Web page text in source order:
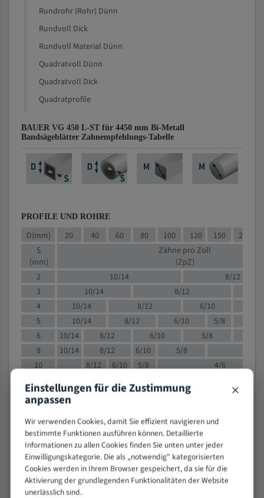
Rundrohr (Rohr) Dünn
Rundvoll Dick
Rundvoll Material Dünn
Quadratvoll Dünn
Quadratvoll Dick
Quadratprofile
BAUER VG 450 L-ST für 4450 mm Bi-Metall
Bandsägeblätter Zahnempfehlungs-Tabelle
PROFILE UND ROHRE
D(mm) 20 40 60 80 100 120 150 200
S
(mm)
Zähne pro Zoll
(ZpZ)
2
10/14
8/12
3
10/14 8/12
4
10/14 8/12 6/10
5
10/14 8/12 6/10
5/8
6
10/14 8/12 6/10
5/8
8
10/14 8/12 6/10 5/8
10
8/12 6/10 5/8
4/6
8/12 6/10
15
8/12 6/10
4/5
20
30
4/5
50
4/5
80
> 100
VOLLMATERIAL
Einstellungen für die Zustimmung
anpassen ×
Wir verwenden Cookies, damit Sie effizient navigieren und
bestimmte Funktionen ausführen können. Detaillierte
Informationen zu allen Cookies finden Sie unten unter jeder
Einwilligungskategorie. Die als „notwendig" kategorisierten
Cookies werden in Ihrem Browser gespeichert, da sie für die
Aktivierung der grundlegenden Funktionalitäten der Website
unerlässlich sind.